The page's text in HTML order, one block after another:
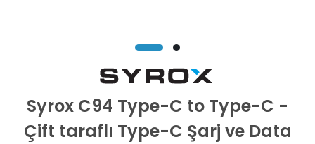
Syrox C94 Type-C to Type-C -
Çift taraflı Type-C Şarj ve Data